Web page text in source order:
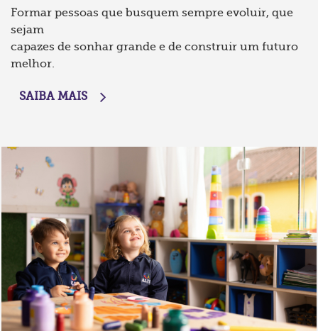
Formar pessoas que busquem sempre evoluir, que
sejam
capazes de sonhar grande e de construir um futuro
melhor.
SAIBA MAIS